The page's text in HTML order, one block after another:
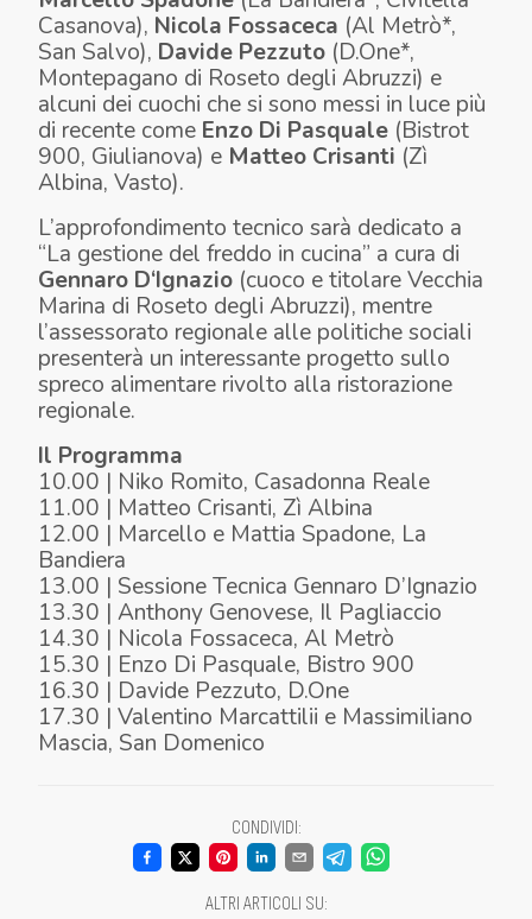
Casanova), Nicola Fossaceca (Al Metrò*,
San Salvo), Davide Pezzuto (D.One*,
Montepagano di Roseto degli Abruzzi) e
alcuni dei cuochi che si sono messi in luce più
di recente come Enzo Di Pasquale (Bistrot
900, Giulianova) e Matteo Crisanti (Zì
Albina, Vasto).
L’approfondimento tecnico sarà dedicato a
“La gestione del freddo in cucina” a cura di
Gennaro D‘Ignazio (cuoco e titolare Vecchia
Marina di Roseto degli Abruzzi), mentre
l’assessorato regionale alle politiche sociali
presenterà un interessante progetto sullo
spreco alimentare rivolto alla ristorazione
regionale.
Il Programma
10.00 | Niko Romito, Casadonna Reale
11.00 | Matteo Crisanti, Zì Albina
12.00 | Marcello e Mattia Spadone, La
Bandiera
13.00 | Sessione Tecnica Gennaro D’Ignazio
13.30 | Anthony Genovese, Il Pagliaccio
14.30 | Nicola Fossaceca, Al Metrò
15.30 | Enzo Di Pasquale, Bistro 900
16.30 | Davide Pezzuto, D.One
17.30 | Valentino Marcattilii e Massimiliano
Mascia, San Domenico
CONDIVIDI:
ALTRI ARTICOLI SU: